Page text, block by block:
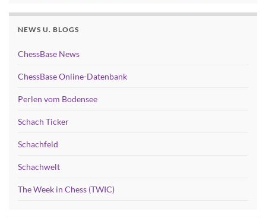
NEWS U. BLOGS
ChessBase News
ChessBase Online-Datenbank
Perlen vom Bodensee
Schach Ticker
Schachfeld
Schachwelt
The Week in Chess (TWIC)